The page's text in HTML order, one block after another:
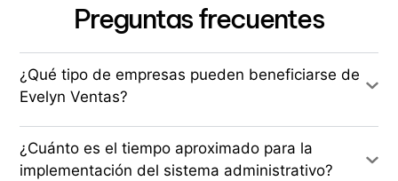
Preguntas frecuentes
¿Qué tipo de empresas pueden beneficiarse de
Evelyn Ventas?
¿Cuánto es el tiempo aproximado para la
implementación del sistema administrativo?